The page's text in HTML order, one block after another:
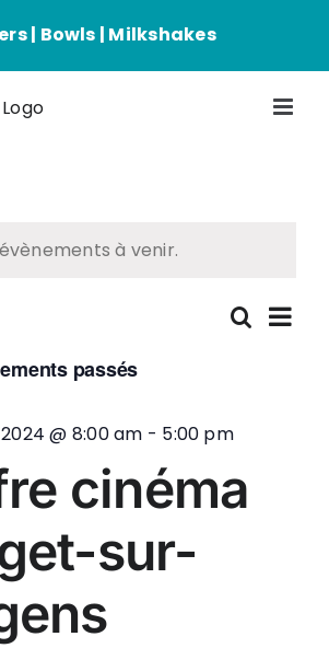
| Bowls | Milkshakes
à venir.
Liste
passés
@ 8:00 am - 5:00 pm
cinéma
sur-